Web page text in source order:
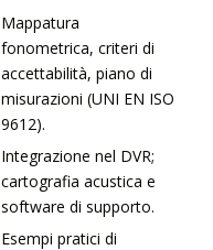
Mappatura
fonometrica, criteri di
accettabilità, piano di
misurazioni (UNI EN ISO
9612).
Integrazione nel DVR;
cartografia acustica e
software di supporto.
Esempi pratici di